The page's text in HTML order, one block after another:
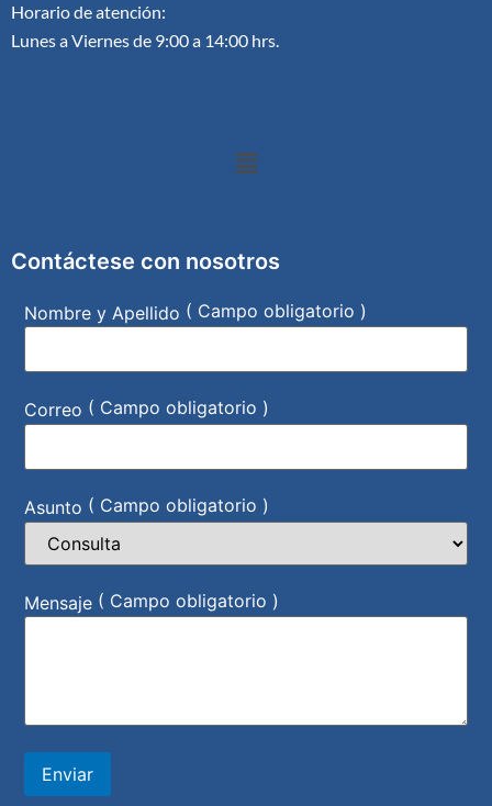
Horario de atención:
Lunes a Viernes de 9:00 a 14:00 hrs.
Contáctese con nosotros
Nombre y Apellido ( Campo obligatorio )
Correo ( Campo obligatorio )
Asunto ( Campo obligatorio )
Mensaje ( Campo obligatorio )
Enviar